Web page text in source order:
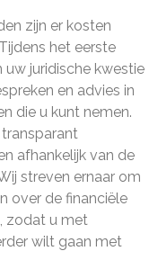
zijn er kosten
het eerste
juridische kwestie
en advies in
die u kunt nemen.
afhankelijk van de
streven ernaar om
over de financiële
zodat u met
wilt gaan met